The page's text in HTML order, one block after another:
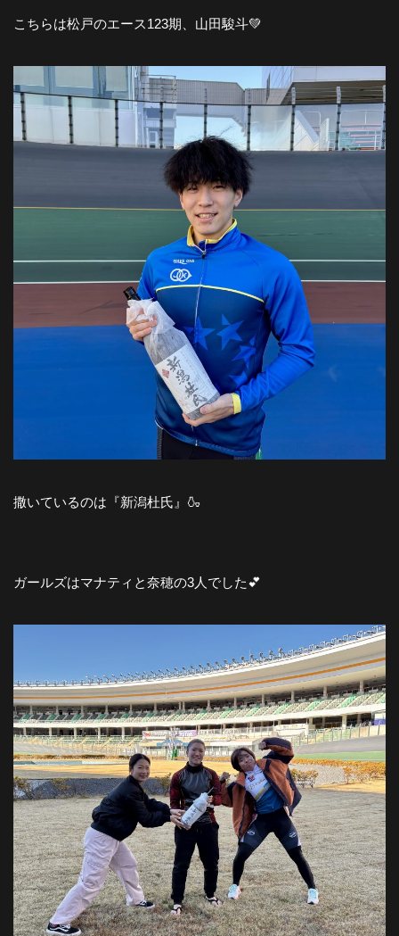
こちらは松戸のエース123期、山田駿斗💚
撒いているのは『新潟杜氏』🍶
ガールズはマナティと奈穂の3人でした💕